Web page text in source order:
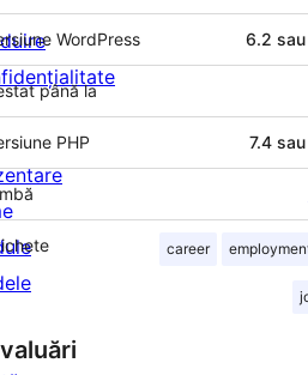
WordPress 6.2
până la
PHP 7.4
career